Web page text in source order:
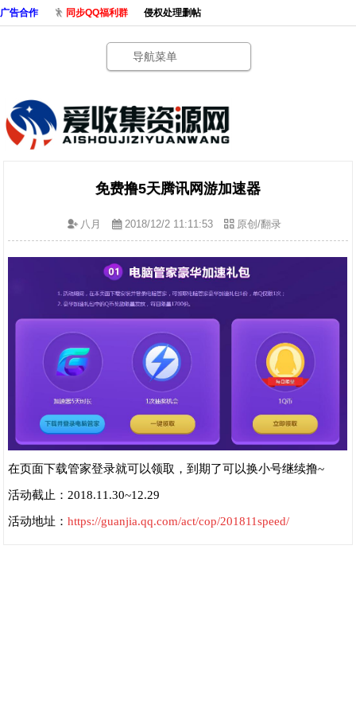
广告合作 同步QQ福利群 侵权处理删帖
导航菜单
免费撸5天腾讯网游加速器
八月 2018/12/2 11:11:53 原创/翻录
在页面下载管家登录就可以领取，到期了可以换小号继续撸~
活动截止：2018.11.30~12.29
活动地址：https://guanjia.qq.com/act/cop/201811speed/